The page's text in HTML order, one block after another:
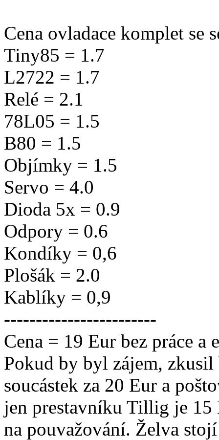
Cena ovladace komplet se
Tiny85 = 1.7
L2722 = 1.7
Relé = 2.1
78L05 = 1.5
B80 = 1.5
Objímky = 1.5
Servo = 4.0
Dioda 5x = 0.9
Odpory = 0.6
Kondíky = 0,6
Plošák = 2.0
Kablíky = 0,9
------------------------
Cena = 19 Eur bez práce a
Pokud by byl zájem,
soucástek za 20 Eur a
jen prestavníku Tillig je 15
na pouvažování. Želva